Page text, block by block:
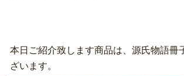
本日ご紹介致します商品は、源氏物語冊
ざいます。